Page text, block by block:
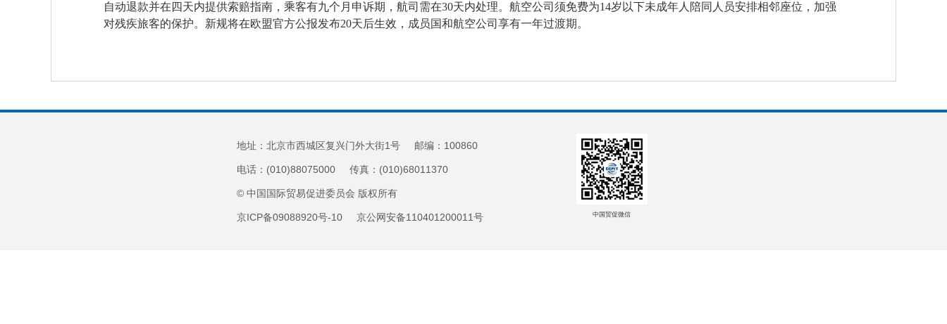
自动退款并在四天内提供索赔指南，乘客有九个月申诉期，航司需在30天内处理。航空公司须免费为14岁以下未成年人陪同人员安排相邻座位，加强
对残疾旅客的保护。新规将在欧盟官方公报发布20天后生效，成员国和航空公司享有一年过渡期。
地址：北京市西城区复兴门外大街1号 邮编：100860
电话：(010)88075000 传真：(010)68011370
© 中国国际贸易促进委员会 版权所有
京ICP备09088920号-10 京公网安备110401200011号 中国贸促微信